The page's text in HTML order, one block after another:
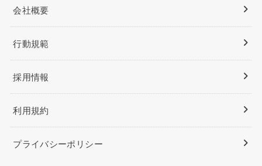
会社概要
行動規範
採用情報
利用規約
プライバシーポリシー